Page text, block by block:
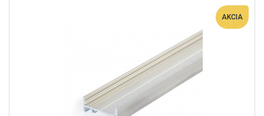
AKCIA